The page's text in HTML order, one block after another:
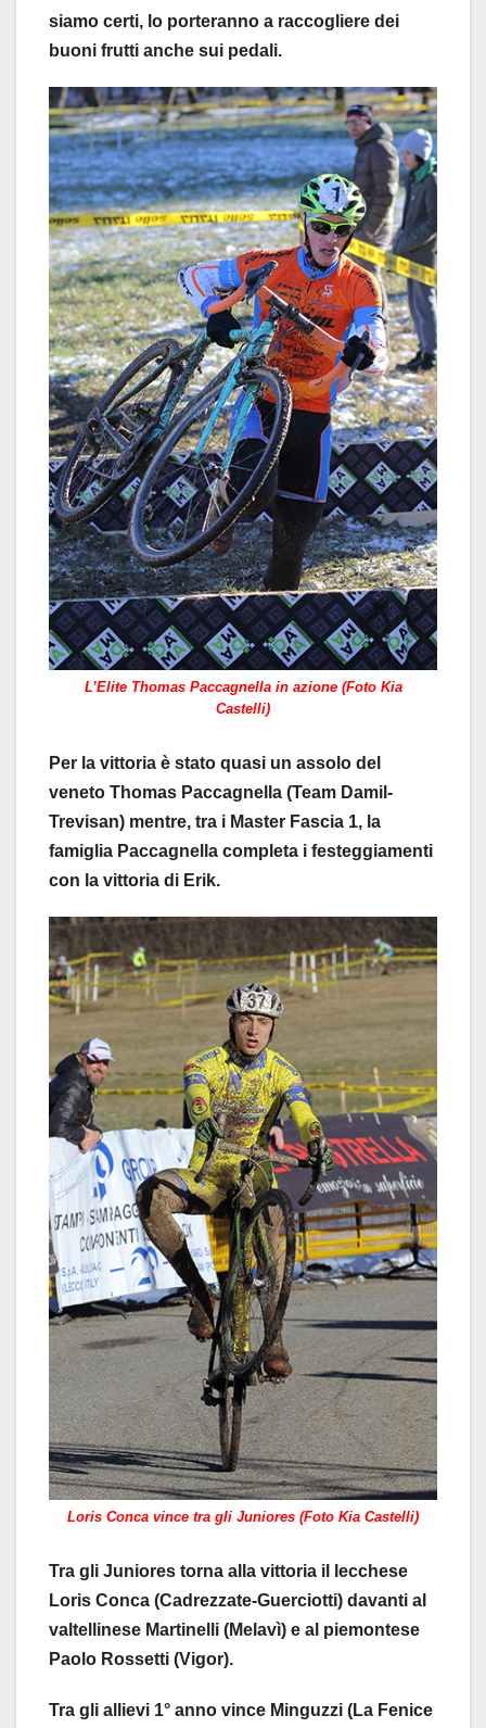
siamo certi, lo porteranno a raccogliere dei
buoni frutti anche sui pedali.
L’Elite Thomas Paccagnella in azione (Foto Kia
Castelli)
Per la vittoria è stato quasi un assolo del
veneto Thomas Paccagnella (Team Damil-
Trevisan) mentre, tra i Master Fascia 1, la
famiglia Paccagnella completa i festeggiamenti
con la vittoria di Erik.
Loris Conca vince tra gli Juniores (Foto Kia Castelli)
Tra gli Juniores torna alla vittoria il lecchese
Loris Conca (Cadrezzate-Guerciotti) davanti al
valtellinese Martinelli (Melavì) e al piemontese
Paolo Rossetti (Vigor).
Tra gli allievi 1° anno vince Minguzzi (La Fenice